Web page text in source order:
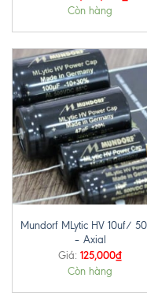
Còn hàng
Mundorf MLytic HV 10uf/
– Axial
Giá: 125,000₫
Còn hàng